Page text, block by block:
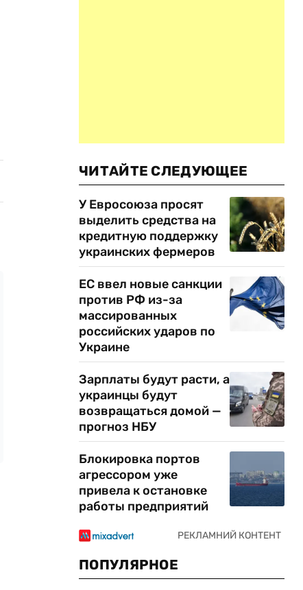
ЧИТАЙТЕ СЛЕДУЮЩЕЕ
У Евросоюза просят
выделить средства на
кредитную поддержку
украинских фермеров
ЕС ввел новые санкции
против РФ из-за
массированных
российских ударов по
Украине
Зарплаты будут расти, а
украинцы будут
возвращаться домой —
прогноз НБУ
Блокировка портов
агрессором уже
привела к остановке
работы предприятий
ПОПУЛЯРНОЕ